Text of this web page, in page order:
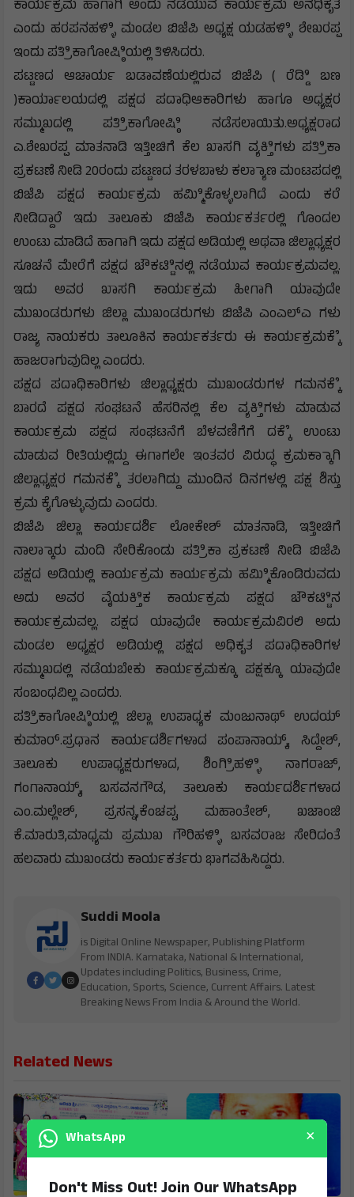
ಕಾರ್ಯಕ್ರಮ ಹಾಗಾಗಿ ಅಂದು ನಡೆಯುವ ಕಾರ್ಯಕ್ರಮ ಅನಧಿಕೃತ
ಎಂದು ಹರಪನಹಳ್ಳಿಿ ಮಂಡಲ ಬಿಜೆಪಿ ಅಧ್ಯಕ್ಷ ಯಡಹಳ್ಳಿಿ ಶೇಖರಪ್ಪ
ಇಂದು ಪತ್ರಿಿಕಾಗೋಷ್ಠಿಿಯಲ್ಲಿ ತಿಳಿಸಿದರು.
ಪಟ್ಟಣದ ಆಚಾರ್ಯ ಬಡಾವಣೆಯಲ್ಲಿರುವ ಬಿಜೆಪಿ ( ರೆಡ್ಡಿಿ ಬಣ
)ಕಾರ್ಯಾಲಯದಲ್ಲಿ ಪಕ್ಷದ ಪದಾಧಿಆಕಾರಿಗಳು ಹಾಗೂ ಅಧ್ಯಕ್ಷರ
ಸಮ್ಮುಖದಲ್ಲಿ ಪತ್ರಿಿಕಾಗೋಷ್ಠಿಿ ನಡೆಸಲಾಯಿತು.ಅಧ್ಯಕ್ಷರಾದ
ಎ.ಶೇಖರಪ್ಪ ಮಾತನಾಡಿ ಇತ್ತೀಚಿಗೆ ಕೆಲ ಖಾಸಗಿ ವ್ಯಕ್ತಿಿಗಳು ಪತ್ರಿಿಕಾ
ಪ್ರಕಟಣೆ ನೀಡಿ 20ರಂದು ಪಟ್ಟಣದ ತರಳಬಾಳು ಕಲ್ಯಾಾಣ ಮಂಟಪದಲ್ಲಿ
ಬಿಜೆಪಿ ಪಕ್ಷದ ಕಾರ್ಯಕ್ರಮ ಹಮ್ಮಿಿಕೊಳ್ಳಲಾಗಿದೆ ಎಂದು ಕರೆ
ನೀಡಿದ್ದಾರೆ ಇದು ತಾಲೂಕು ಬಿಜೆಪಿ ಕಾರ್ಯಕರ್ತರಲ್ಲಿ ಗೊಂದಲ
ಉಂಟು ಮಾಡಿದೆ ಹಾಗಾಗಿ ಇದು ಪಕ್ಷದ ಅಡಿಯಲ್ಲಿ ಅಥವಾ ಜಿಲ್ಲಾಧ್ಯಕ್ಷರ
ಸೂಚನೆ ಮೇರೆಗೆ ಪಕ್ಷದ ಚೌಕಟ್ಟಿಿನಲ್ಲಿ ನಡೆಯುವ ಕಾರ್ಯಕ್ರಮವಲ್ಲ.
ಇದು ಅವರ ಖಾಸಗಿ ಕಾರ್ಯಕ್ರಮ ಹೀಗಾಗಿ ಯಾವುದೇ
ಮುಖಂಡರುಗಳು ಜಿಲ್ಲಾ ಮುಖಂಡರುಗಳು ಬಿಜೆಪಿ ಎಂಎಲ್ಎ ಗಳು
ರಾಜ್ಯ ನಾಯಕರು ತಾಲೂಕಿನ ಕಾರ್ಯಕರ್ತರು ಈ ಕಾರ್ಯಕ್ರಮಕ್ಕೆೆ
ಹಾಜರಾಗುವುದಿಲ್ಲ ಎಂದರು.
ಪಕ್ಷದ ಪದಾಧಿಕಾರಿಗಳು ಜಿಲ್ಲಾಧ್ಯಕ್ಷರು ಮುಖಂಡರುಗಳ ಗಮನಕ್ಕೆೆ
ಬಾರದೆ ಪಕ್ಷದ ಸಂಘಟನೆ ಹೆಸರಿನಲ್ಲಿ ಕೆಲ ವ್ಯಕ್ತಿಿಗಳು ಮಾಡುವ
ಕಾರ್ಯಕ್ರಮ ಪಕ್ಷದ ಸಂಘಟನೆಗೆ ಬೆಳವಣಿಗೆಗೆ ದಕ್ಕೆೆ ಉಂಟು
ಮಾಡುವ ರೀತಿಯಲ್ಲಿದ್ದು ಈಗಾಗಲೇ ಇಂತವರ ವಿರುದ್ಧ ಕ್ರಮಕ್ಕಾಾಗಿ
ಜಿಲ್ಲಾಧ್ಯಕ್ಷರ ಗಮನಕ್ಕೆೆ ತರಲಾಗಿದ್ದು ಮುಂದಿನ ದಿನಗಳಲ್ಲಿ ಪಕ್ಷ ಶಿಸ್ತು
ಕ್ರಮ ಕೈಗೊಳ್ಳುವುದು ಎಂದರು.
ಬಿಜೆಪಿ ಜಿಲ್ಲಾ ಕಾರ್ಯದರ್ಶಿ ಲೋಕೇಶ್ ಮಾತನಾಡಿ, ಇತ್ತೀಚಿಗೆ
ನಾಲ್ಕಾಾರು ಮಂದಿ ಸೇರಿಕೊಂಡು ಪತ್ರಿಿಕಾ ಪ್ರಕಟಣೆ ನೀಡಿ ಬಿಜೆಪಿ
ಪಕ್ಷದ ಅಡಿಯಲ್ಲಿ ಕಾರ್ಯಕ್ರಮ ಕಾರ್ಯಕ್ರಮ ಹಮ್ಮಿಿಕೊಂಡಿರುವದು
ಅದು ಅವರ ವೈಯಕ್ತಿಿಕ ಕಾರ್ಯಕ್ರಮ ಪಕ್ಷದ ಚೌಕಟ್ಟಿಿನ
ಕಾರ್ಯಕ್ರಮವಲ್ಲ. ಪಕ್ಷದ ಯಾವುದೇ ಕಾರ್ಯಕ್ರಮವಿರಲಿ ಅದು
ಮಂಡಲ ಅಧ್ಯಕ್ಷರ ಅಡಿಯಲ್ಲಿ ಪಕ್ಷದ ಅಧಿಕೃತ ಪದಾಧಿಕಾರಿಗಳ
ಸಮ್ಮುಖದಲ್ಲಿ ನಡೆಯಬೇಕು ಕಾರ್ಯಕ್ರಮಕ್ಕೂ ಪಕ್ಷಕ್ಕೂ ಯಾವುದೇ
ಸಂಬಂಧವಿಲ್ಲ ಎಂದರು.
ಪತ್ರಿಿಕಾಗೋಷ್ಠಿಿಯಲ್ಲಿ ಜಿಲ್ಲಾ ಉಪಾಧ್ಯಕ ಮಂಜುನಾಥ್ ಉದಯ್
ಕುಮಾರ್.ಪ್ರಧಾನ ಕಾರ್ಯದರ್ಶಿಗಳಾದ ಪಂಪಾನಾಯ್ಕ್, ಸಿದ್ದೇಶ್,
ತಾಲೂಕು ಉಪಾಧ್ಯಕ್ಷರುಗಳಾದ, ಶಿಂಗ್ರಿಿಹಳ್ಳಿಿ ನಾಗರಾಜ್,
ಗಂಗಾನಾಯ್ಕ್, ಬಸವನಗೌಡ, ತಾಲೂಕು ಕಾರ್ಯದರ್ಶಿಗಳಾದ
ಎಂ.ಮಲ್ಲೇಶ್, ಪ್ರಸನ್ನ,ಕೆಂಚಪ್ಪ, ಮಹಾಂತೇಶ್, ಖಜಾಂಜಿ
ಕೆ.ಮಾರುತಿ,ಮಾಧ್ಯಮ ಪ್ರಮುಖ ಗೌರಿಹಳ್ಳಿಿ ಬಸವರಾಜ ಸೇರಿದಂತೆ
ಹಲವಾರು ಮುಖಂಡರು ಕಾರ್ಯಕರ್ತರು ಭಾಗವಹಿಸಿದ್ದರು.
Suddi Moola
is Digital Online Newspaper, Publishing Platform
From INDIA. Karnataka, National & International,
Updates including Politics, Business, Crime,
Education, Sports, Science, Current Affairs. Latest
Breaking News From India & Around the World.
Related News
WhatsApp ×
Don't Miss Out! Join Our WhatsApp